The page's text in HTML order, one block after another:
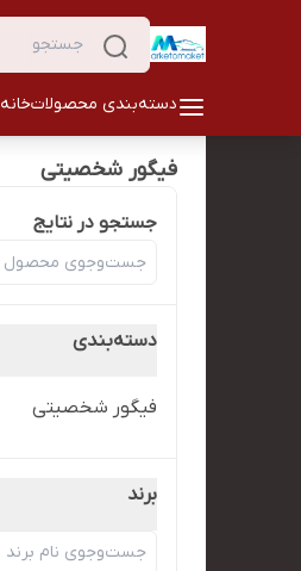
دسته‌بندی محصولاتخانه
فیگور شخصیتی
جستجو در نتایج
دسته‌بندی
فیگور شخصیتی
برند